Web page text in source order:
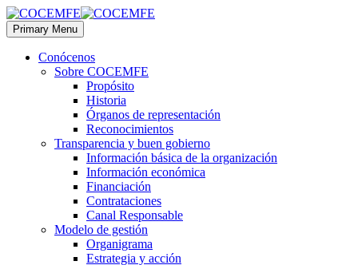
Primary Menu
Conócenos
Sobre COCEMFE
Propósito
Historia
Órganos de representación
Reconocimientos
Transparencia y buen gobierno
Información básica de la organización
Información económica
Financiación
Contrataciones
Canal Responsable
Modelo de gestión
Organigrama
Estrategia y acción